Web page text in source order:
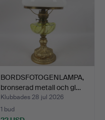
BORDSFOTOGENLAMPA,
bronserad metall och gl…
Klubbades 28 jul 2026
1 bud